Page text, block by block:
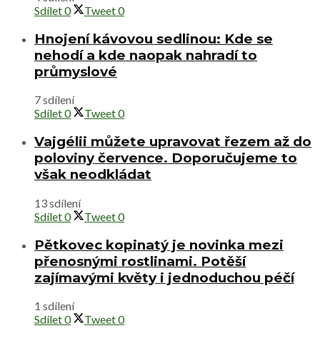
Sdílet0 Tweet0
Hnojení kávovou sedlinou: Kde se
nehodí a kde naopak nahradí to
průmyslové
7 sdílení
Sdílet0 Tweet0
Vajgélii můžete upravovat řezem až do
poloviny července. Doporučujeme to
však neodkládat
13 sdílení
Sdílet0 Tweet0
Pětkovec kopinatý je novinka mezi
přenosnými rostlinami. Potěší
zajímavými květy i jednoduchou péčí
1 sdílení
Sdílet0 Tweet0